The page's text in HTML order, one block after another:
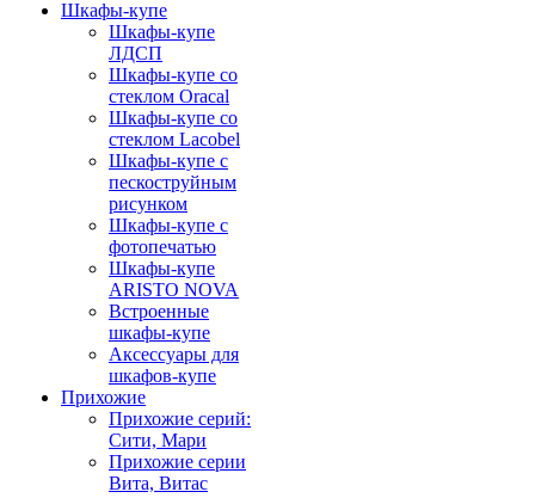
Шкафы-купе
Шкафы-купе
ЛДСП
Шкафы-купе со
стеклом Oracal
Шкафы-купе со
стеклом Lacobel
Шкафы-купе с
пескоструйным
рисунком
Шкафы-купе с
фотопечатью
Шкафы-купе
ARISTO NOVA
Встроенные
шкафы-купе
Аксессуары для
шкафов-купе
Прихожие
Прихожие серий:
Сити, Мари
Прихожие серии
Вита, Витас